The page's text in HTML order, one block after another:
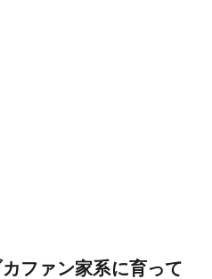
ファン家系に育って